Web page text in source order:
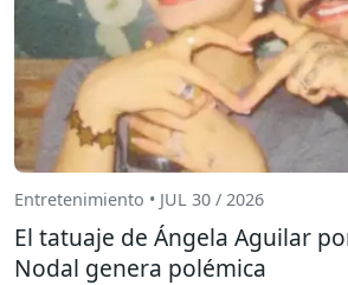
Entretenimiento • JUL 30 / 2026
El tatuaje de Ángela Aguilar
Nodal genera polémica